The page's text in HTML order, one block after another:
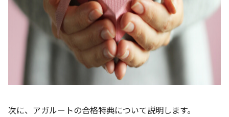
次に、アガルートの合格特典について説明します。